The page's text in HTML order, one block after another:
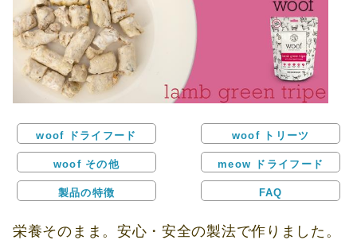
woof ドライフード woof トリーツ
woof その他 meow ドライフード
製品の特徴 FAQ
栄養そのまま。安心・安全の製法で作りました。